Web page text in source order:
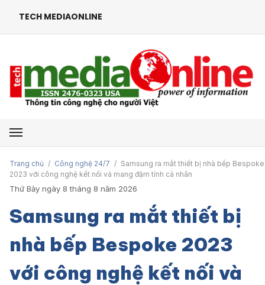
TECH MEDIAONLINE
Mở menu
Trang chủ / Công nghệ 24/7 / Samsung ra mắt thiết bị nhà bếp Bespoke
2023 với công nghệ kết nối và mang đậm tính cá nhân
Thứ Bảy ngày 8 tháng 8 năm 2026
Samsung ra mắt thiết bị
nhà bếp Bespoke 2023
với công nghệ kết nối và